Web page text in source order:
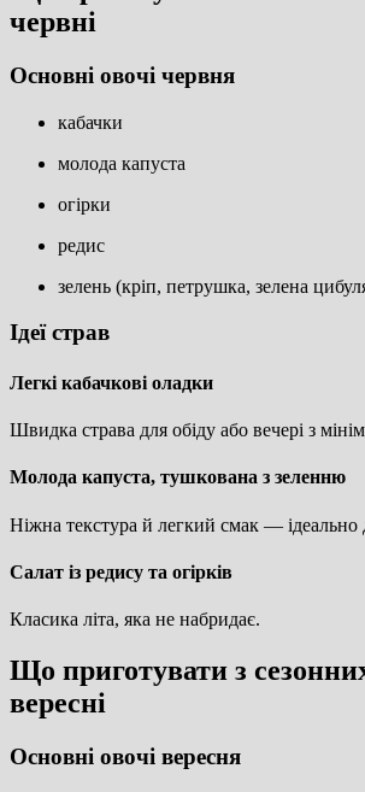
червні
Основні овочі червня
кабачки
молода капуста
огірки
редис
зелень (кріп, петрушка, зелена
Ідеї страв
Легкі кабачкові оладки
Швидка страва для обіду або вечері з
Молода капуста, тушкована з зеленню
Ніжна текстура й легкий смак — ідеально
Салат із редису та огірків
Класика літа, яка не набридає.
Що приготувати з
вересні
Основні овочі вересня